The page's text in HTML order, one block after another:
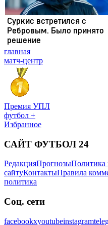
главная
матч-центр
Премия УПЛ
футбол +
Избранное
САЙТ ФУТБОЛ 24
РедакцияПрогнозыПолитика
сайтуКонтактыПравила
политика
Соц. сети
facebookxyoutubeinstagram